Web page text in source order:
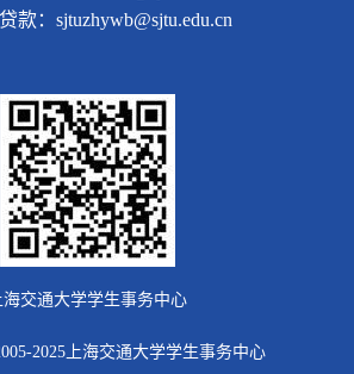
款：sjtuzhywb@sjtu.edu.cn
海交通大学学生事务中心
2025上海交通大学学生事务中心